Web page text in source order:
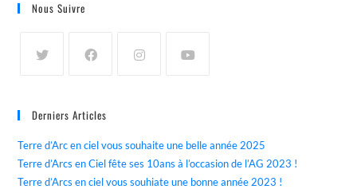
Nous Suivre
Derniers Articles
Terre d’Arc en ciel vous souhaite une belle année 2025
Terre d’Arcs en Ciel fête ses 10ans à l’occasion de l’AG 2023 !
Terre d’Arcs en ciel vous souhiate une bonne année 2023 !